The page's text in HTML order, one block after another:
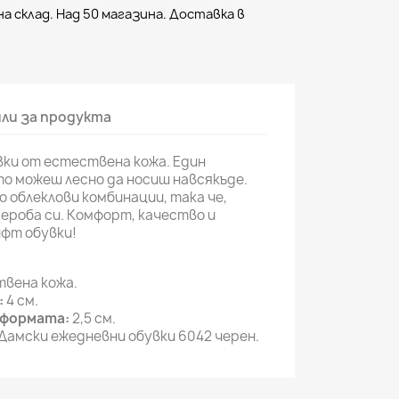
склад. Над 50 магазина. Доставка в
за продукта
от естествена кожа. Един
можеш лесно да носиш навсякъде.
облеклови комбинации, така че,
си. Комфорт, качество и
обувки!
кожа.
4 см.
2,5 см.
ежедневни обувки 6042 черен.